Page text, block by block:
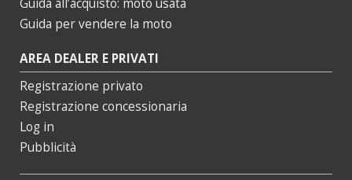
Guida all’acquisto: moto usata
Guida per vendere la moto
AREA DEALER E PRIVATI
Registrazione privato
Registrazione concessionaria
Log in
Pubblicità